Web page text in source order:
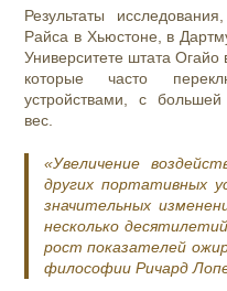
Результаты
Райса в Хьюстоне, в
Университете штата
которые часто
устройствами, с
вес.
«Увеличение
других портативных
значительных
несколько
рост показателей
философии Ричард